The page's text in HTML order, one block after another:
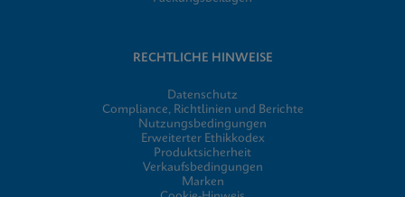
RECHTLICHE HINWEISE
Datenschutz
Compliance, Richtlinien und Berichte
Nutzungsbedingungen
Erweiterter Ethikkodex
Produktsicherheit
Verkaufsbedingungen
Marken